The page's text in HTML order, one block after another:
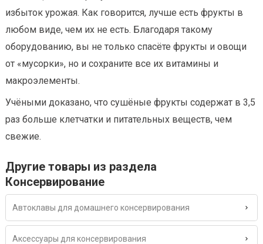
избыток урожая. Как говорится, лучше есть фрукты в
любом виде, чем их не есть. Благодаря такому
оборудованию, вы не только спасёте фрукты и овощи
от «мусорки», но и сохраните все их витамины и
макроэлементы.
Учёными доказано, что сушёные фрукты содержат в 3,5
раз больше клетчатки и питательных веществ, чем
свежие.
Другие товары из раздела
Консервирование
Автоклавы для домашнего консервирования
Аксессуары для консервирования